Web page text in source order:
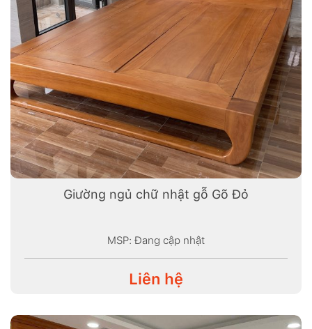
Giường ngủ chữ nhật gỗ Gõ Đỏ
MSP: Đang cập nhật
Liên hệ